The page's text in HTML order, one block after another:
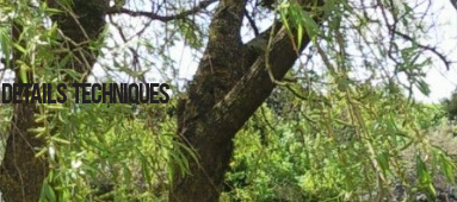
DETAILS TECHNIQUES